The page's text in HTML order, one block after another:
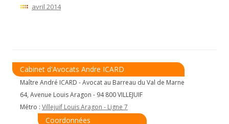
avril 2014
Cabinet d'Avocats Andre ICARD
Maître André ICARD - Avocat au Barreau du Val de Marne
64, Avenue Louis Aragon - 94 800 VILLEJUIF
Métro : Villejuif Louis Aragon - Ligne 7
Coordonnées